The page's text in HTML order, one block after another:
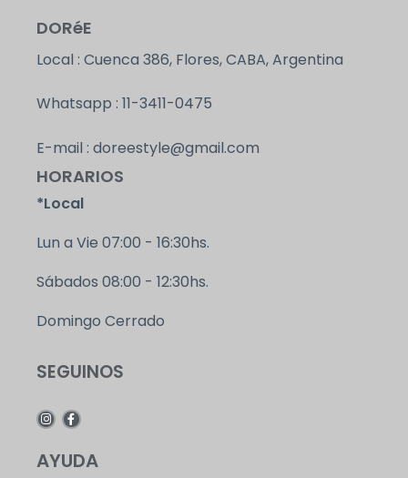
DORéE
Local : Cuenca 386, Flores, CABA, Argentina
Whatsapp : 11-3411-0475
E-mail : doreestyle@gmail.com
HORARIOS
*Local
Lun a Vie 07:00 - 16:30hs.
Sábados 08:00 - 12:30hs.
Domingo Cerrado
SEGUINOS
AYUDA